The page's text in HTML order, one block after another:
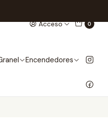
Acceso 0
Encendedores